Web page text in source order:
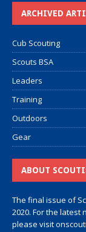
ARCHIVED
Cub Scouting
Scouts BSA
Leaders
Training
Outdoors
Gear
ABOUT
The final issue of
2020. For the latest
please visit